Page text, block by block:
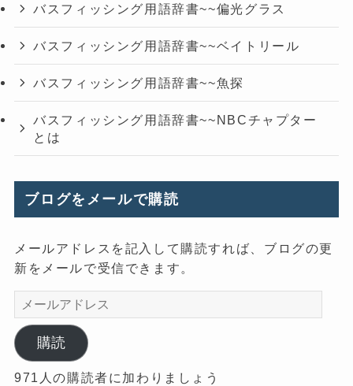
バスフィッシング用語辞書~~偏光グラス
バスフィッシング用語辞書~~ベイトリール
バスフィッシング用語辞書~~魚探
バスフィッシング用語辞書~~NBCチャプター
とは
ブログをメールで購読
メールアドレスを記入して購読すれば、ブログの更
新をメールで受信できます。
メ
ー
ル
ア
ド
購読
971人の購読者に加わりましょう